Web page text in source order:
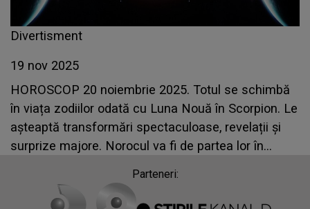
Divertisment
19 nov 2025
HOROSCOP 20 noiembrie 2025. Totul se schimbă
în viața zodiilor odată cu Luna Nouă în Scorpion. Le
așteaptă transformări spectaculoase, revelații și
surprize majore. Norocul va fi de partea lor în
Parteneri: